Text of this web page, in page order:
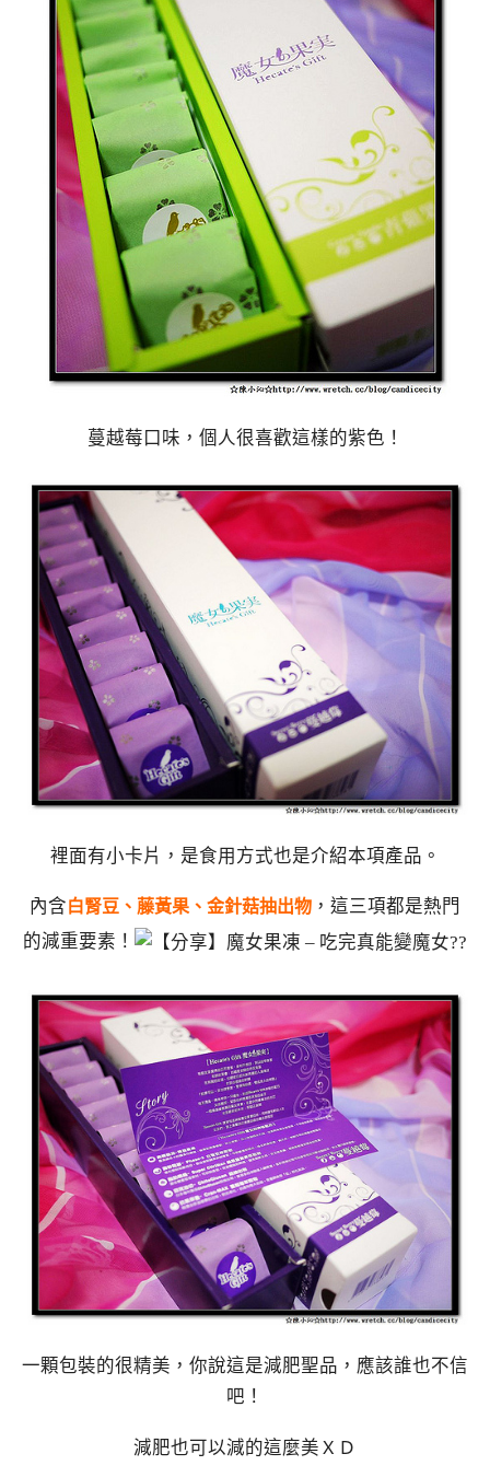
蔓越莓口味，個人很喜歡這樣的紫色！
裡面有小卡片，是食用方式也是介紹本項產品。
內含白腎豆、藤黃果、金針菇抽出物 ，這三項都是熱門
的減重要素！
一顆包裝的很精美，你說這是減肥聖品，應該誰也不信
吧！
減肥也可以減的這麼美ＸＤ